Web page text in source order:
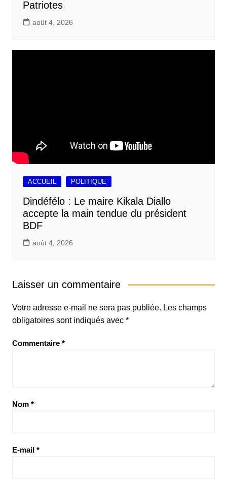
Patriotes
août 4, 2026
ACCUEIL POLITIQUE
Dindéfélo : Le maire Kikala Diallo
accepte la main tendue du président
BDF
août 4, 2026
Laisser un commentaire
Votre adresse e-mail ne sera pas publiée. Les champs
obligatoires sont indiqués avec *
Commentaire *
Nom *
E-mail *